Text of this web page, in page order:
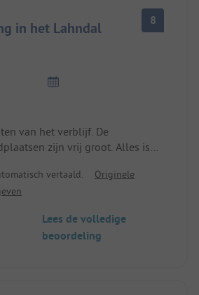
in het Lahndal 8
van het verblijf. De
zijn vrij groot. Alles is
we gebruik gemaakt van de
kinderen konden gaan SUP-en
vertaald.
Originele
Lees de volledige
beoordeling